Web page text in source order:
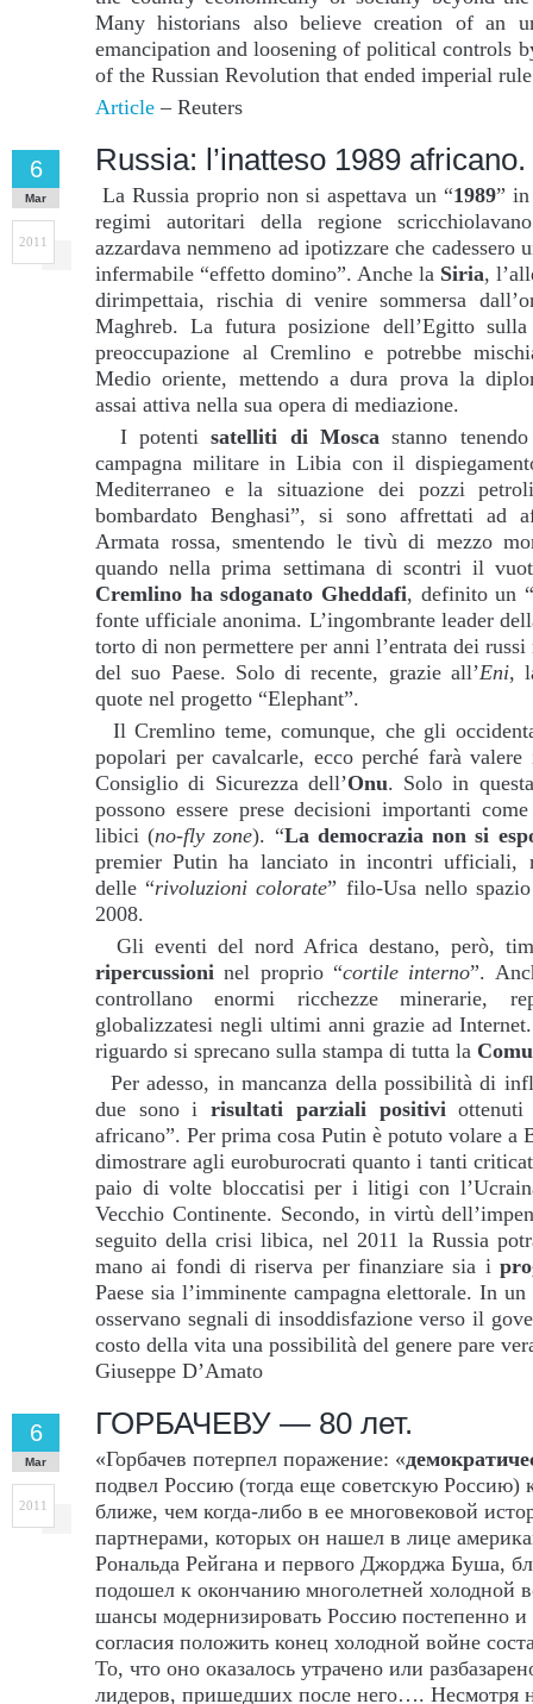
Many historians also believe creation of an
emancipation and loosening of political controls
of the Russian Revolution that ended imperial
Article – Reuters
Russia: l’inatteso 1989 africano.
6
Mar
2011
La Russia proprio non si aspettava un “1989”
regimi autoritari della regione
azzardava nemmeno ad ipotizzare che cadessero
infermabile “effetto domino”. Anche la Siria,
dirimpettaia, rischia di venire sommersa
Maghreb. La futura posizione dell’Egitto sulla
preoccupazione al Cremlino e potrebbe
Medio oriente, mettendo a dura prova la
assai attiva nella sua opera di mediazione.
I potentisatelliti di Mosca stanno
campagna militare in Libia con il
Mediterraneo e la situazione dei pozzi
bombardato Benghasi”, si sono affrettati ad
Armata rossa, smentendo le tivù di mezzo
quando nella prima settimana di scontri il
Cremlino ha sdoganato Gheddafi, definito un
fonte ufficiale anonima. L’ingombrante leader
torto di non permettere per anni l’entrata dei
del suo Paese. Solo di recente, grazie all’Eni,
quote nel progetto “Elephant”.
Il Cremlino teme, comunque, che gli
popolari per cavalcarle, ecco perché farà
Consiglio di Sicurezza dell’Onu. Solo in
possono essere prese decisioni importanti
libici (no-fly zone). “La democrazia non si
premier Putin ha lanciato in incontri ufficiali,
delle “rivoluzioni colorate” filo-Usa nello
2008.
Gli eventi del nord Africa destano, però,
ripercussioni nel proprio “cortile interno”.
controllano enormi ricchezze minerarie,
globalizzatesi negli ultimi anni grazie ad
riguardo si sprecano sulla stampa di tutta la
Per adesso, in mancanza della possibilità di
due sono irisultati parziali positiviottenuti
africano”. Per prima cosa Putin è potuto volare
dimostrare agli euroburocrati quanto i tanti
paio di volte bloccatisi per i litigi con
Vecchio Continente. Secondo, in virtù
seguito della crisi libica, nel 2011 la Russia
mano ai fondi di riserva per finanziare sia i
Paese sia l’imminente campagna elettorale. In
osservano segnali di insoddisfazione verso il
costo della vita una possibilità del genere pare
Giuseppe D’Amato
ГОРБАЧЕВУ — 80 лет.
6
Mar
2011
«Горбачев потерпел поражение: «
подвел Россию (тогда еще советскую Россию)
ближе, чем когда-либо в ее многовековой
партнерами, которых он нашел в лице
Рональда Рейгана и первого Джорджа Буша,
подошел к окончанию многолетней
шансы модернизировать Россию постепенно и
согласия положить конец холодной войне
То, что оно оказалось утрачено или
лидеров, пришедших после него…. Несмотря